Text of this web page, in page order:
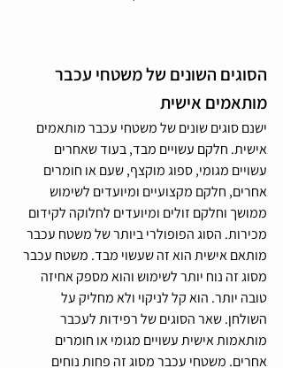
הסוגים השונים של משטחי עכבר
מותאמים אישית
ישנם סוגים שונים של משטחי עכבר מותאמים
אישית. חלקם עשויים מבד, בעוד שאחרים
עשויים מגומי, ספוג מוקצף, שעם או חומרים
אחרים, חלקם מקצועיים ומיועדים לשימוש
ממושך וחלקם זולים ומיועדים לחלוקה לקידום
מכירות. הסוג הפופולרי ביותר של משטח עכבר
מותאם אישית הוא זה שעשוי מבד. משטח עכבר
מסוג זה נוח יותר לשימוש והוא מספק אחיזה
טובה יותר. הוא קל לניקוי ולא מחליק על
השולחן. שאר הסוגים של רפידות לעכבר
מותאמות אישית עשויים מגומי או חומרים
אחרים. משטחי עכבר מסוג זה פחות נוחים